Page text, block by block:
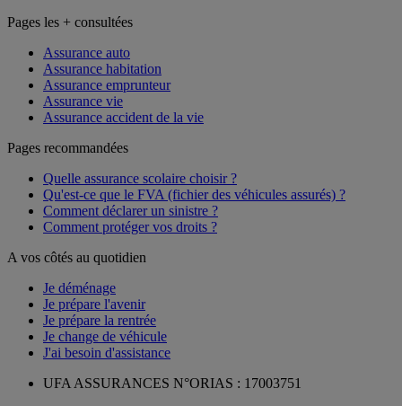
Pages les + consultées
Assurance auto
Assurance habitation
Assurance emprunteur
Assurance vie
Assurance accident de la vie
Pages recommandées
Quelle assurance scolaire choisir ?
Qu'est-ce que le FVA (fichier des véhicules assurés) ?
Comment déclarer un sinistre ?
Comment protéger vos droits ?
A vos côtés au quotidien
Je déménage
Je prépare l'avenir
Je prépare la rentrée
Je change de véhicule
J'ai besoin d'assistance
UFA ASSURANCES N°ORIAS : 17003751